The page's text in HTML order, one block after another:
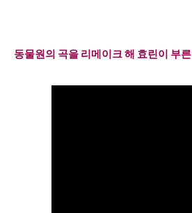
동물원의 곡을 리메이크해 효린이 부른